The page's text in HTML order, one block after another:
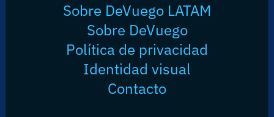
Sobre DeVuego LATAM
Sobre DeVuego
Política de privacidad
Identidad visual
Contacto